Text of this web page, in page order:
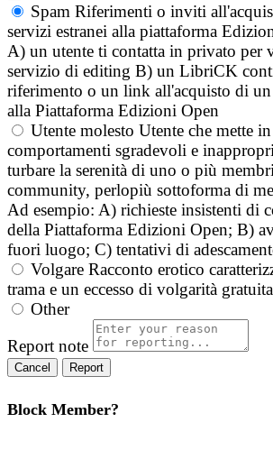
Spam Riferimenti o inviti
servizi estranei alla piattaforma
A) un utente ti contatta in privato per
servizio di editing B) un LibriCK
riferimento o un link all'acquisto di un
alla Piattaforma Edizioni Open
Utente molesto Utente che mette
comportamenti sgradevoli e
turbare la serenità di uno o più
community, perlopiù sottoforma di
Ad esempio: A) richieste insistenti di
della Piattaforma Edizioni Open; B)
fuori luogo; C) tentativi di
Volgare Racconto erotico
trama e un eccesso di volgarità
Other
Report note
Report
Block Member?